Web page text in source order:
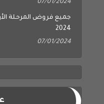
2024